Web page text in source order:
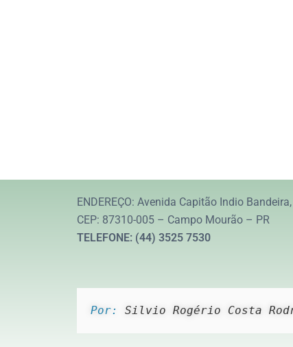
ENDEREÇO: Avenida Capitão Indio
CEP: 87310-005 – Campo Mourão – PR
TELEFONE: (44) 3525 7530
Por: Silvio Rogério Costa